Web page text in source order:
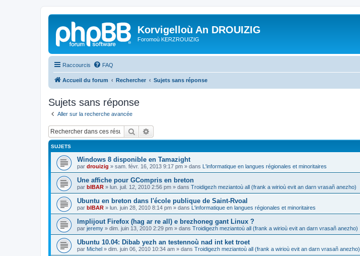
Korvigelloù An DROUIZIG
Foromoù KERZROUIZIG
Raccourcis FAQ
Accueil du forum Rechercher Sujets sans réponse
Sujets sans réponse
Aller sur la recherche avancée
Rechercher
SUJETS
Windows 8 disponible en Tamazight
par drouizig » sam. févr. 16, 2013 9:17 pm » dans L'informatique en langues régionales et minoritaires
Une affiche pour GCompris en breton
par bIBAR » lun. juil. 12, 2010 2:56 pm » dans Troidigezh meziantoù all (frank a wirioù evit an darn vrasañ anezho)
Ubuntu en breton dans l'école publique de Saint-Rvoal
par bIBAR » lun. juin 28, 2010 8:14 pm » dans L'informatique en langues régionales et minoritaires
Implijout Firefox (hag ar re all) e brezhoneg gant Linux ?
par jeremy » dim. juin 13, 2010 2:29 pm » dans Troidigezh meziantoù all (frank a wirioù evit an darn vrasañ anezho)
Ubuntu 10.04: Dibab yezh an testennoù nad int ket troet
par Michel » dim. juin 06, 2010 10:34 am » dans Troidigezh meziantoù all (frank a wirioù evit an darn vrasañ anezho)